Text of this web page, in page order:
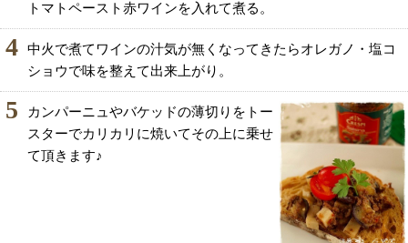
トマトペースト赤ワインを入れて煮る。
4
中火で煮てワインの汁気が無くなってきたらオレガノ・塩コ
ショウで味を整えて出来上がり。
5
カンパーニュやバケッドの薄切りをトー
スターでカリカリに焼いてその上に乗せ
て頂きます♪